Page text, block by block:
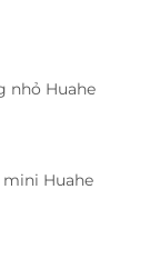
nhỏ Huahe
mini Huahe